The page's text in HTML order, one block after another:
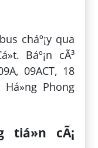
cháº¡y qua
Báº¡n cÃ³
09ACT, 18
Há»ng Phong
tiá»n cÃ¡